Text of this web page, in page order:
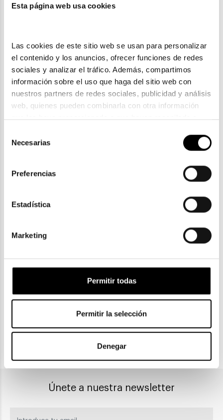
Esta página web usa cookies
Las cookies de este sitio web se usan para personalizar
el contenido y los anuncios, ofrecer funciones de redes
sociales y analizar el tráfico. Además, compartimos
información sobre el uso que haga del sitio web con
nuestros partners de redes sociales, publicidad y análisis
web, quienes pueden combinarla con otra información
que les haya proporcionado o que hayan recopilado a
la política de privacidad en el siguiente
. Consulta
Necesarias
Preferencias
Estadística
Marketing
Permitir todas
Permitir la selección
Denegar
También te puede gustar
226,05€ 216,05€
Recogida en tienda
PAGO SEGURO
Únete a nuestra newsletter